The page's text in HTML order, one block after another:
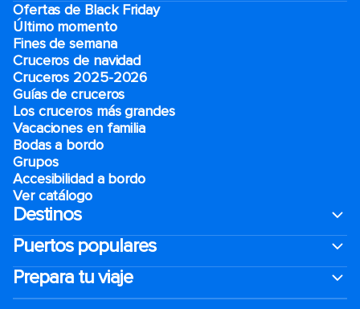
Ofertas de Black Friday
Último momento
Fines de semana
Cruceros de navidad
Cruceros 2025-2026
Guías de cruceros
Los cruceros más grandes
Vacaciones en familia
Bodas a bordo
Grupos
Accesibilidad a bordo
Ver catálogo
Destinos
Puertos populares
Prepara tu viaje